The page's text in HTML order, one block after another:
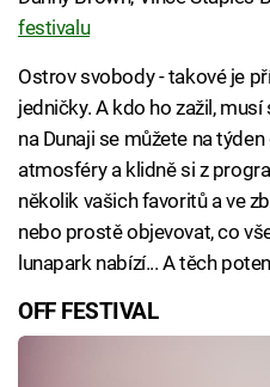
festivalu
Ostrov svobody - takové je
jedničky. A kdo ho zažil,
na Dunaji se můžete na
atmosféry a klidně si z
několik vašich favoritů a ve
nebo prostě objevovat, co
lunapark nabízí... A těch
OFF FESTIVAL